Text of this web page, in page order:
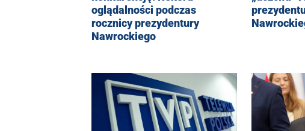
oglądalności podczas
rocznicy prezydentury
Nawrockiego